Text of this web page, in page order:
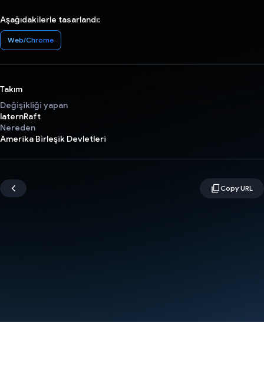
Aşağıdakilerle tasarlandı:
Web/Chrome
Takım
Değişikliği yapan
laternRaft
Nereden
Amerika Birleşik Devletleri